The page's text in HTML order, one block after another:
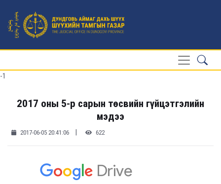
-1
2017 оны 5-р сарын төсвийн гүйцэтгэлийн
мэдээ
2017-06-05 20:41:06 | 622